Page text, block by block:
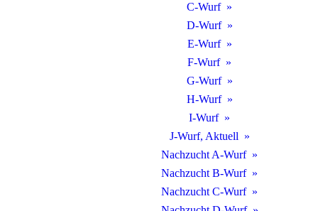
C-Wurf
D-Wurf
E-Wurf
F-Wurf
G-Wurf
H-Wurf
I-Wurf
J-Wurf, Aktuell
Nachzucht A-Wurf
Nachzucht B-Wurf
Nachzucht C-Wurf